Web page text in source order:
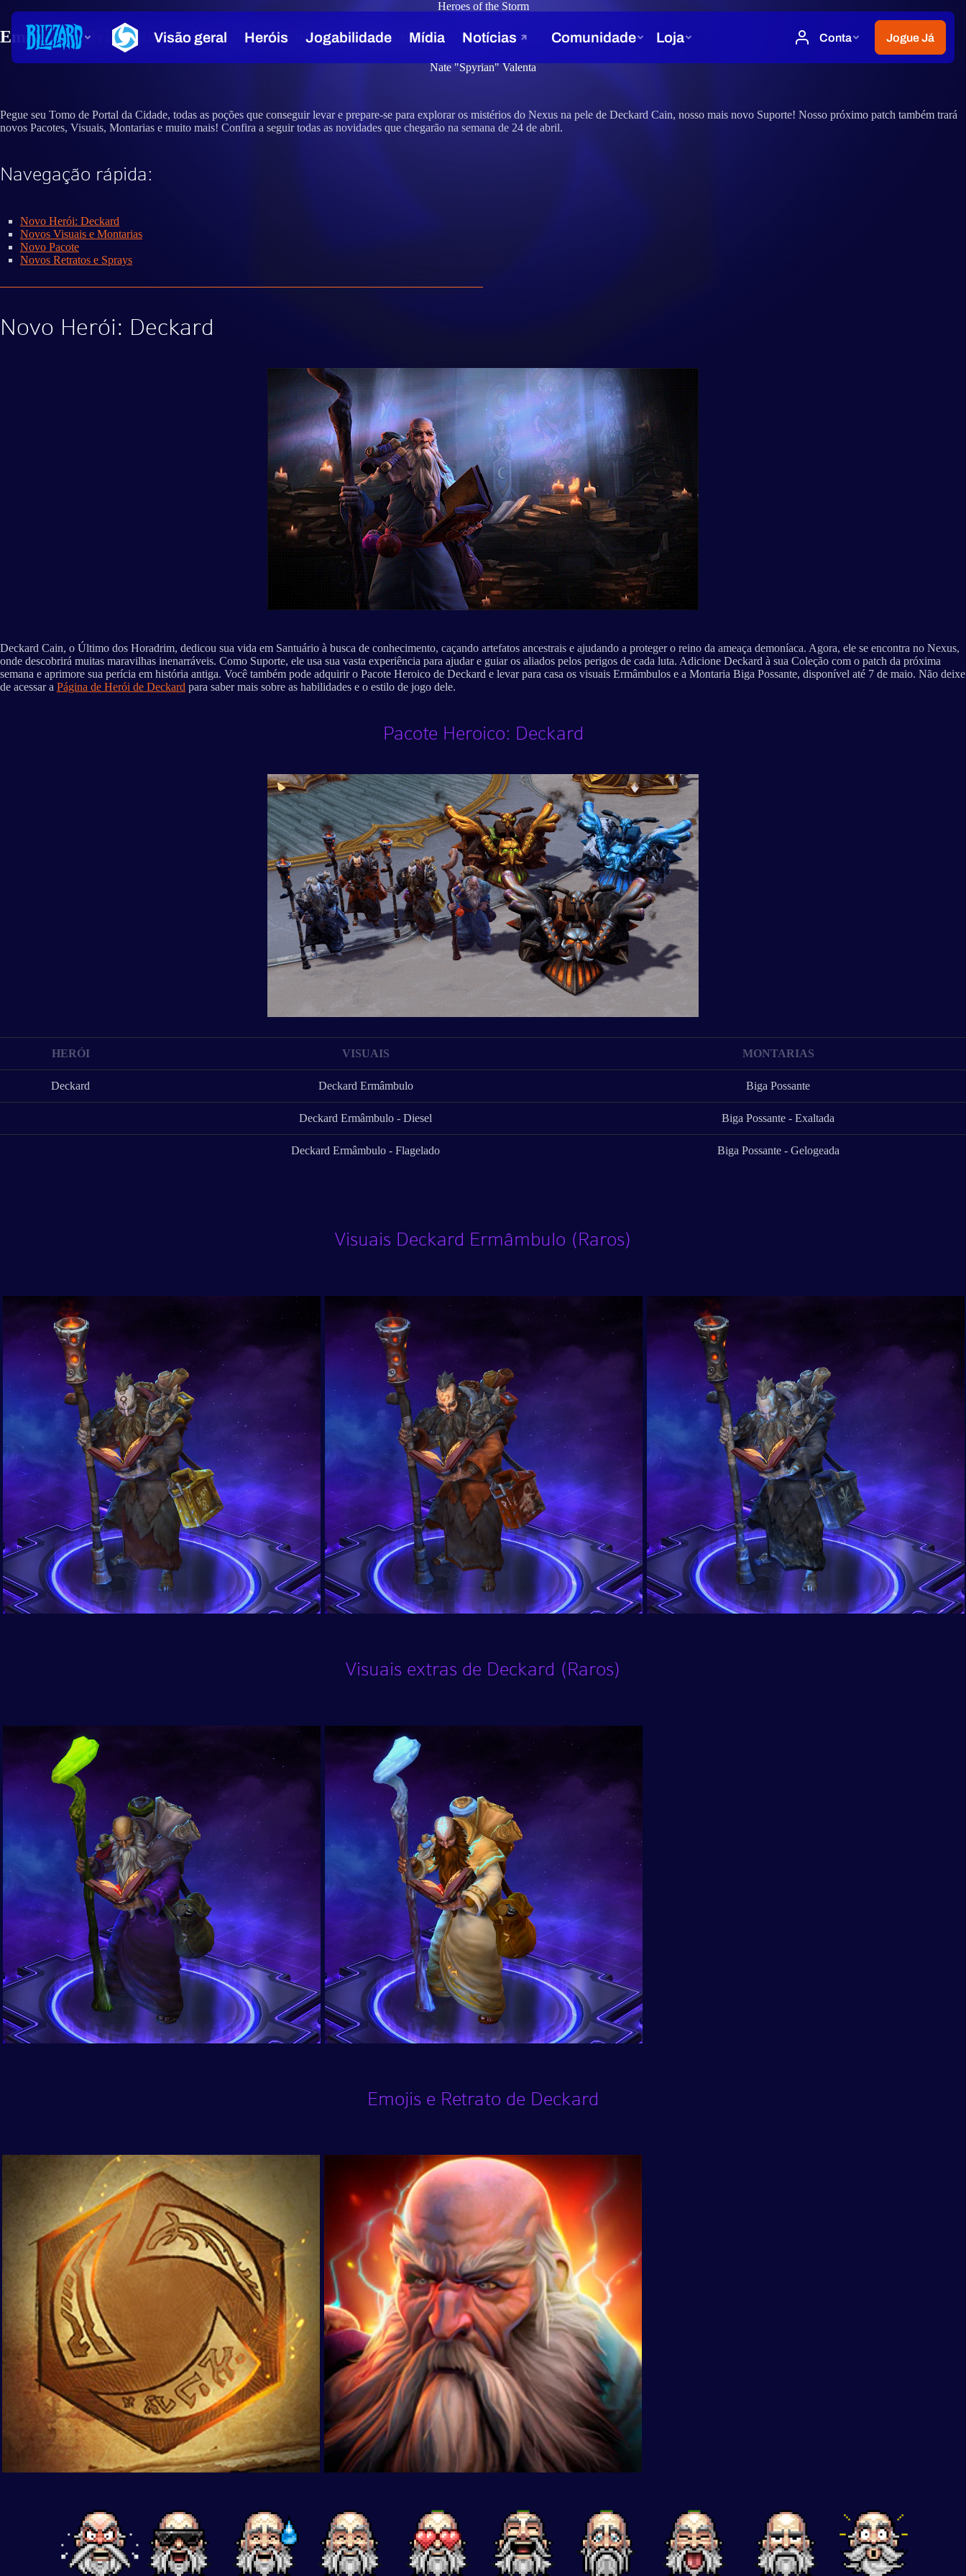
Heroes of the Storm
Em Desenvolvimento: Deckard, Visuais novos e muito mais!
Nate "Spyrian" Valenta
Pegue seu Tomo de Portal da Cidade, todas as poções que conseguir levar e prepare-se para explorar os mistérios do Nexus na pele de Deckard Cain, nosso mais novo Suporte! Nosso próximo patch também trará
novos Pacotes, Visuais, Montarias e muito mais! Confira a seguir todas as novidades que chegarão na semana de 24 de abril.
Navegação rápida:
Novo Herói: Deckard
Novos Visuais e Montarias
Novo Pacote
Novos Retratos e Sprays
Novo Herói: Deckard
Deckard Cain, o Último dos Horadrim, dedicou sua vida em Santuário à busca de conhecimento, caçando artefatos ancestrais e ajudando a proteger o reino da ameaça demoníaca. Agora, ele se encontra no Nexus,
onde descobrirá muitas maravilhas inenarráveis. Como Suporte, ele usa sua vasta experiência para ajudar e guiar os aliados pelos perigos de cada luta. Adicione Deckard à sua Coleção com o patch da próxima
semana e aprimore sua perícia em história antiga. Você também pode adquirir o Pacote Heroico de Deckard e levar para casa os visuais Ermâmbulos e a Montaria Biga Possante, disponível até 7 de maio. Não deixe
de acessar a Página de Herói de Deckard para saber mais sobre as habilidades e o estilo de jogo dele.
Pacote Heroico: Deckard
HERÓI VISUAIS MONTARIAS
Deckard Deckard Ermâmbulo Biga Possante
Deckard Ermâmbulo - Diesel Biga Possante - Exaltada
Deckard Ermâmbulo - Flagelado Biga Possante - Gelogeada
Visuais Deckard Ermâmbulo (Raros)
Visuais extras de Deckard (Raros)
Emojis e Retrato de Deckard